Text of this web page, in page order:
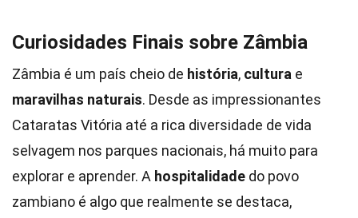
Curiosidades Finais sobre Zâmbia
Zâmbia é um país cheio de história, cultura e
maravilhas naturais. Desde as impressionantes
Cataratas Vitória até a rica diversidade de vida
selvagem nos parques nacionais, há muito para
explorar e aprender. A hospitalidade do povo
zambiano é algo que realmente se destaca,